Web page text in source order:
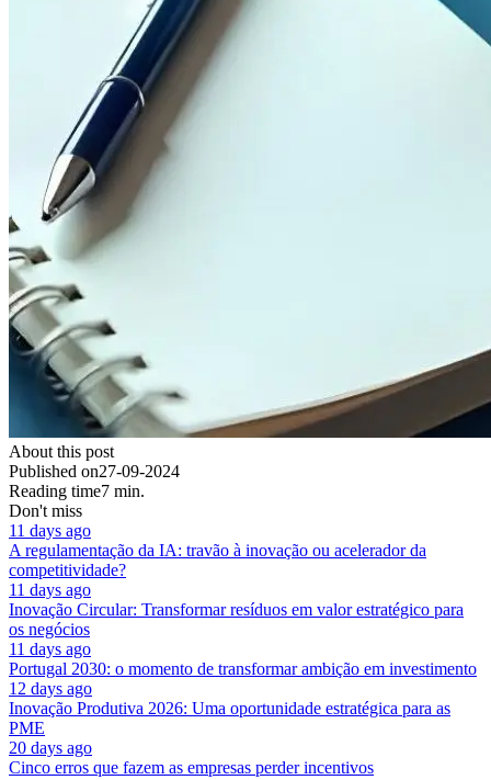
About this post
Published on27-09-2024
Reading time7 min.
Don't miss
11 days ago
A regulamentação da IA: travão à inovação ou acelerador da
competitividade?
11 days ago
Inovação Circular: Transformar resíduos em valor estratégico para
os negócios
11 days ago
Portugal 2030: o momento de transformar ambição em investimento
12 days ago
Inovação Produtiva 2026: Uma oportunidade estratégica para as
PME
20 days ago
Cinco erros que fazem as empresas perder incentivos